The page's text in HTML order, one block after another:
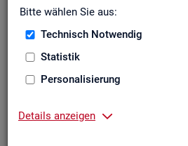
Bitte wählen Sie aus:
Technisch Notwendig
Statistik
Personalisierung
Details anzeigen
Ab­gangs­ra­te
Ab­gangs­ra­te Ar­beits­lo­se
Ab­gangs­ra­te
tungs­be­rech­tig­te